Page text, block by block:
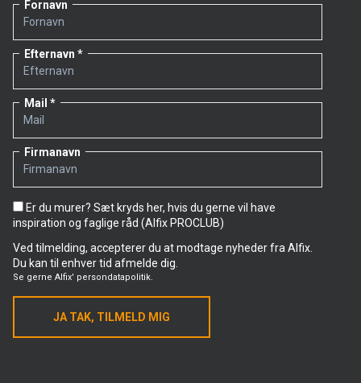
Fornavn
Efternavn
Mail
Firmanavn
Er du murer? Sæt kryds her, hvis du gerne vil have
inspiration og faglige råd (Alfix PROCLUB)
Ved tilmelding, accepterer du at modtage nyheder fra Alfix.
Du kan til enhver tid afmelde dig.
Se gerne Alfix' persondatapolitik.
JA TAK, TILMELD MIG